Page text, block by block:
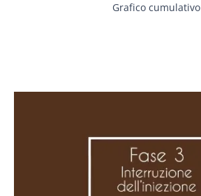
Grafico cumulativo